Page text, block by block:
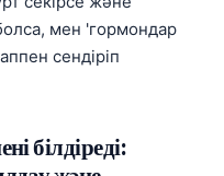
мен 'гормондар
сендіріп
білдіреді: